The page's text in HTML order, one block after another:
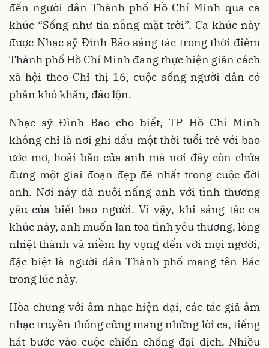
đến người dân Thành phố Hồ Chí Minh qua ca
khúc “Sống như tia nắng mặt trời”. Ca khúc này
được Nhạc sỹ Đình Bảo sáng tác trong thời điểm
Thành phố Hồ Chí Minh đang thực hiện giãn cách
xã hội theo Chỉ thị 16, cuộc sống người dân có
phần khó khăn, đảo lộn.
Nhạc sỹ Đình Bảo cho biết, TP Hồ Chí Minh
không chỉ là nơi ghi dấu một thời tuổi trẻ với bao
ước mơ, hoài bão của anh mà nơi đây còn chứa
đựng một giai đoạn đẹp đẽ nhất trong cuộc đời
anh. Nơi này đã nuôi nấng anh với tình thương
yêu của biết bao người. Vì vậy, khi sáng tác ca
khúc này, anh muốn lan toả tình yêu thương, lòng
nhiệt thành và niềm hy vọng đến với mọi người,
đặc biệt là người dân Thành phố mang tên Bác
trong lúc này.
Hòa chung với âm nhạc hiện đại, các tác giả âm
nhạc truyền thống cũng mang những lời ca, tiếng
hát bước vào cuộc chiến chống đại dịch. Nhiều